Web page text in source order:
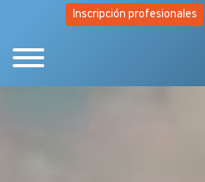
Inscripción profesionales